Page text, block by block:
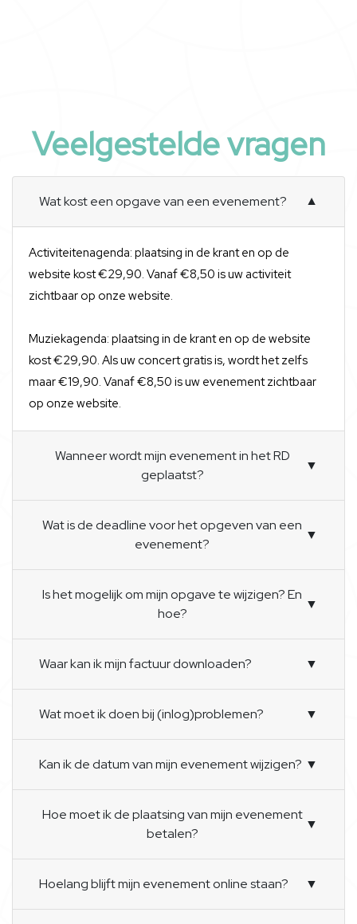
Veelgestelde vragen
Wat kost een opgave van een evenement? ▼
Activiteitenagenda: plaatsing in de krant en op de
website kost €29,90. Vanaf €8,50 is uw activiteit
zichtbaar op onze website.
Muziekagenda: plaatsing in de krant en op de website
kost €29,90. Als uw concert gratis is, wordt het zelfs
maar €19,90. Vanaf €8,50 is uw evenement zichtbaar
op onze website.
Wanneer wordt mijn evenement in het RD
geplaatst?
▼
Wat is de deadline voor het opgeven van een
evenement?
▼
Is het mogelijk om mijn opgave te wijzigen? En
hoe?
▼
Waar kan ik mijn factuur downloaden? ▼
Wat moet ik doen bij (inlog)problemen? ▼
Kan ik de datum van mijn evenement wijzigen? ▼
Hoe moet ik de plaatsing van mijn evenement
betalen?
▼
Hoelang blijft mijn evenement online staan? ▼